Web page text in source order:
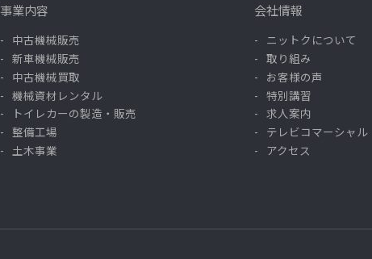
事業内容
中古機械販売
新車機械販売
中古機械買取
機械資材レンタル
トイレカーの製造・販売
整備工場
土木事業
会社情報
ニットクについて
取り組み
お客様の声
特別講習
求人案内
テレビコマーシャル
アクセス